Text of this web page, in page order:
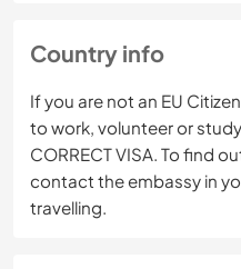
Country info
If you are not an EU
to work, volunteer or
CORRECT VISA. To find
contact the embassy in
travelling.